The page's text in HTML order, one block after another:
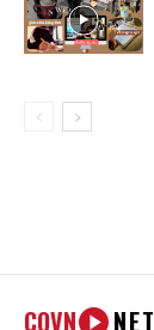
COVN NET